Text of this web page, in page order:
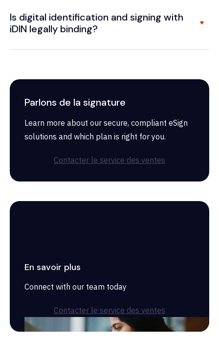
Is digital identification and signing with
iDIN legally binding?
Parlons de la signature
Learn more about our secure, compliant eSign
solutions and which plan is right for you.
Contacter le service des ventes
En savoir plus
Connect with our team today
Contacter le service des ventes